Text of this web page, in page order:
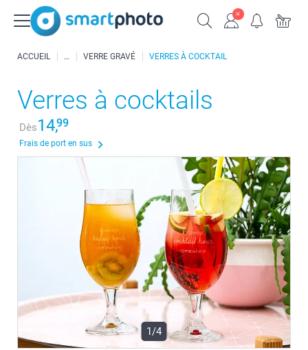
ACCUEIL VERRE GRAVÉ VERRES À COCKTAIL
Verres à cocktails
Dès14,99
Frais de port en sus
1/4